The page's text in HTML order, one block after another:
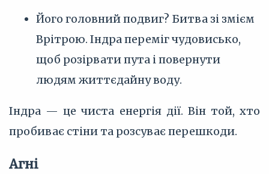
Його головний подвиг? Битва зі змієм
Врітрою. Індра переміг чудовисько,
щоб розірвати пута і повернути
людям життєдайну воду.
Індра — це чиста енергія дії. Він той, хто
пробиває стіни та розсуває перешкоди.
Агні